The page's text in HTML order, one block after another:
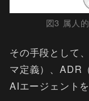
図3 属人
その手段として
マ定義）、ADR
AIエージェント